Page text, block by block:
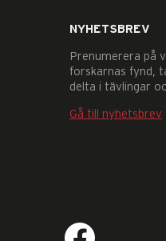
NYHETSBREV
Prenumerera på
forskarnas fynd,
delta i tävlingar
Gå till nyhetsbrev